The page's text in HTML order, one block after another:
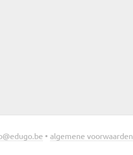
• algemene voorwaarden